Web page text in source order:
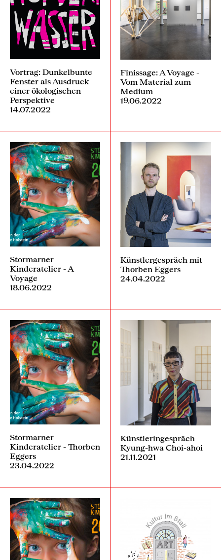
Vortrag: Dunkelbunte
Fenster als Ausdruck
einer ökologischen
Perspektive
14.07.2022
Finissage: A Voyage -
Vom Material zum
Medium
19.06.2022
Stormarner
Kinderatelier - A
Voyage
18.06.2022
Künstlergespräch mit
Thorben Eggers
24.04.2022
Stormarner
Kinderatelier - Thorben
Eggers
23.04.2022
Künstleringespräch
Kyung-hwa Choi-ahoi
21.11.2021